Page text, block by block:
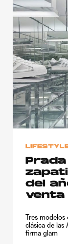
del
venta
Tres
clásica de las
firma glam